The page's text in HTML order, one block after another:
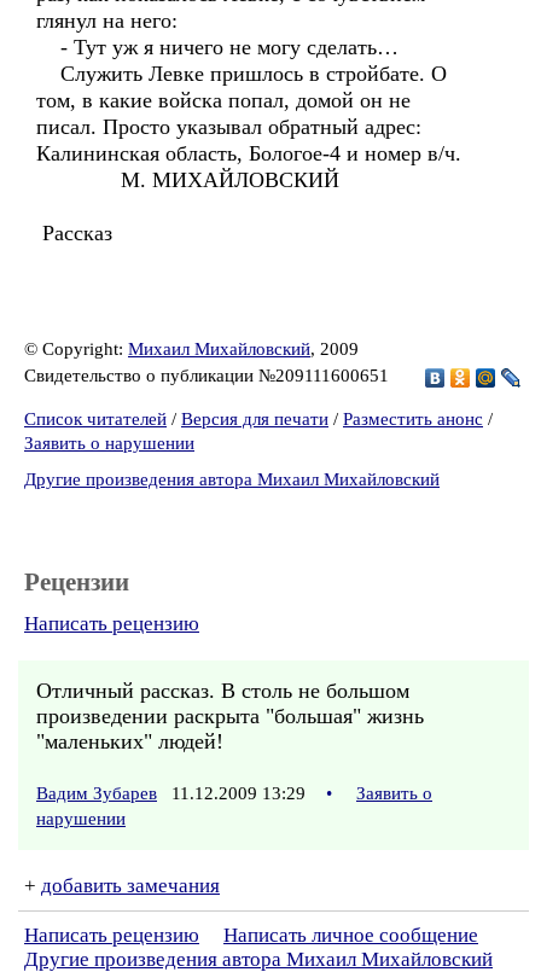
глянул на него:
- Тут уж я ничего не могу сделать…
Служить Левке пришлось в стройбате. О
том, в какие войска попал, домой он не
писал. Просто указывал обратный адрес:
Калининская область, Бологое-4 и номер в/ч.
М. МИХАЙЛОВСКИЙ
Рассказ
© Copyright: Михаил Михайловский, 2009
Свидетельство о публикации №209111600651
Список читателей / Версия для печати / Разместить анонс /
Заявить о нарушении
Другие произведения автора Михаил Михайловский
Рецензии
Написать рецензию
Отличный рассказ. В столь не большом
произведении раскрыта "большая" жизнь
"маленьких" людей!
Вадим Зубарев 11.12.2009 13:29 •
Заявить о
нарушении
+ добавить замечания
Написать рецензию
Написать личное сообщение
Другие произведения автора Михаил Михайловский